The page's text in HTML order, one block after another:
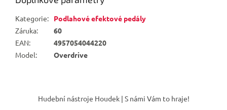
Kategorie:
Podlahové efektové pedály
Záruka:
60
EAN:
4957054044220
Model: Overdrive
Hudební nástroje Houdek | S námi Vám to hraje!